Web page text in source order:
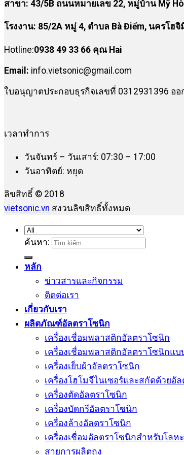
สาขา: 43/5B ถนนหมายเลข 22, หมู่บ้าน Mỹ
โรงงาน: 85/2A หมู่ 4, ตำบล Bà Điểm, นครโฮ
Hotline:0938 49 33 66 คุณ Hai
Email: info.vietsonic@gmail.com
ใบอนุญาตประกอบธุรกิจเลขที่ 0312931396 อ
เวลาทำการ
วันจันทร์ – วันเสาร์: 07:30 – 17:00
วันอาทิตย์: หยุด
ลิขสิทธิ์ © 2018
vietsonic.vn สงวนลิขสิทธิ์ทั้งหมด
ค้นหา:
หลัก
ข่าวสารและกิจกรรม
ติดต่อเรา
เกี่ยวกับเรา
ผลิตภัณฑ์อัลตราโซนิก
เครื่องเชื่อมพลาสติกอัลตราโซนิก
เครื่องเชื่อมพลาสติกอัลตราโซนิกแบ
เครื่องเย็บผ้าอัลตราโซนิก
เครื่องโฮโมจีไนเซอร์และสกัดด้วยอั
เครื่องตัดอัลตราโซนิก
เครื่องบัดกรีอัลตราโซนิก
เครื่องล้างอัลตราโซนิก
เครื่องเชื่อมอัลตราโซนิกสำหรับโลหะ
สายการผลิตถุง